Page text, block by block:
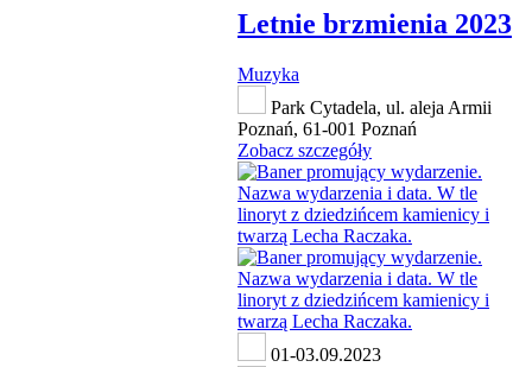
Letnie brzmienia 2023
Muzyka
Park Cytadela, ul. aleja Armii
Poznań, 61-001 Poznań
Zobacz szczegóły
01-03.09.2023